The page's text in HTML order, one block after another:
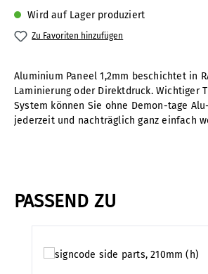
Wird auf Lager produziert
Zu Favoriten hinzufügen
Aluminium Paneel 1,2mm beschichtet in
Laminierung oder Direktdruck. Wichtiger
System können Sie ohne Demon-tage
jederzeit und nachträglich ganz einfach
PASSEND ZU